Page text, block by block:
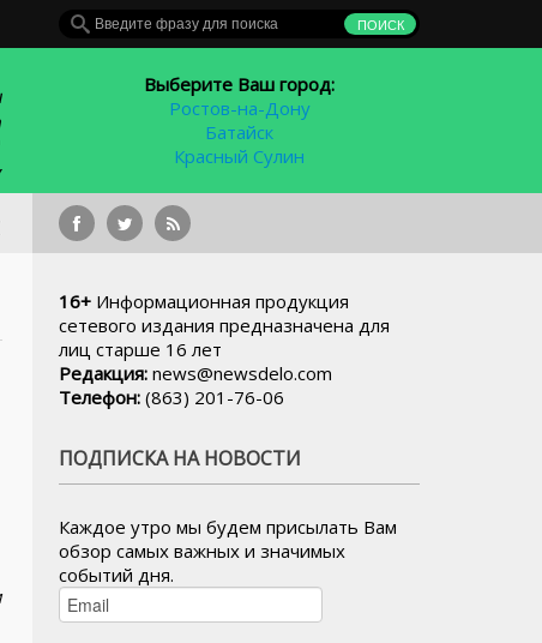
Выберите Ваш город:
Ростов-на-Дону
Батайск
Красный Сулин
16+ Информационная продукция
сетевого издания предназначена для
лиц старше 16 лет
Редакция: news@newsdelo.com
Телефон: (863) 201-76-06
ПОДПИСКА НА НОВОСТИ
Каждое утро мы будем присылать Вам
обзор самых важных и значимых
событий дня.